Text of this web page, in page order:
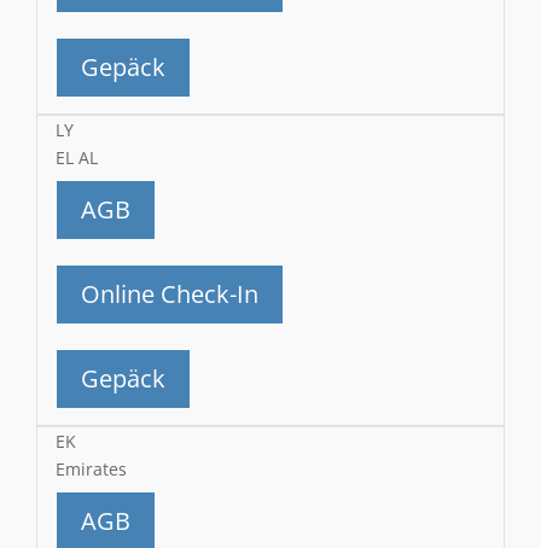
Gepäck
LY
EL AL
AGB
Online Check-In
Gepäck
EK
Emirates
AGB